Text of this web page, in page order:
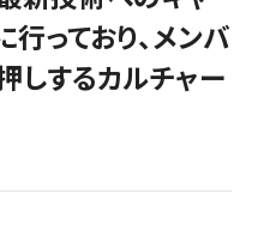
っており、メンバ
しするカルチャー